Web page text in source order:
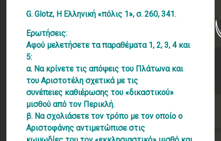
G. Glotz, Η Ελληνική «πόλις 1», σ. 260, 341.
Ερωτήσεις:
Αφού μελετήσετε τα παραθέματα 1, 2, 3, 4 και
5:
α. Να κρίνετε τις απόψεις του Πλάτωνα και
του Αριστοτέλη σχετικά με τις
συνέπειες καθιέρωσης του «δικαστικού»
μισθού από τον Περικλή.
β. Να σχολιάσετε τον τρόπο με τον οποίο ο
Αριστοφάνης αντιμετώπισε στις